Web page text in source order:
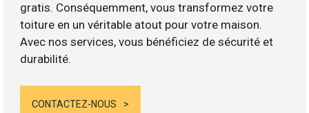
gratis. Conséquemment, vous transformez votre
toiture en un véritable atout pour votre maison.
Avec nos services, vous bénéficiez de sécurité et
durabilité.
CONTACTEZ-NOUS